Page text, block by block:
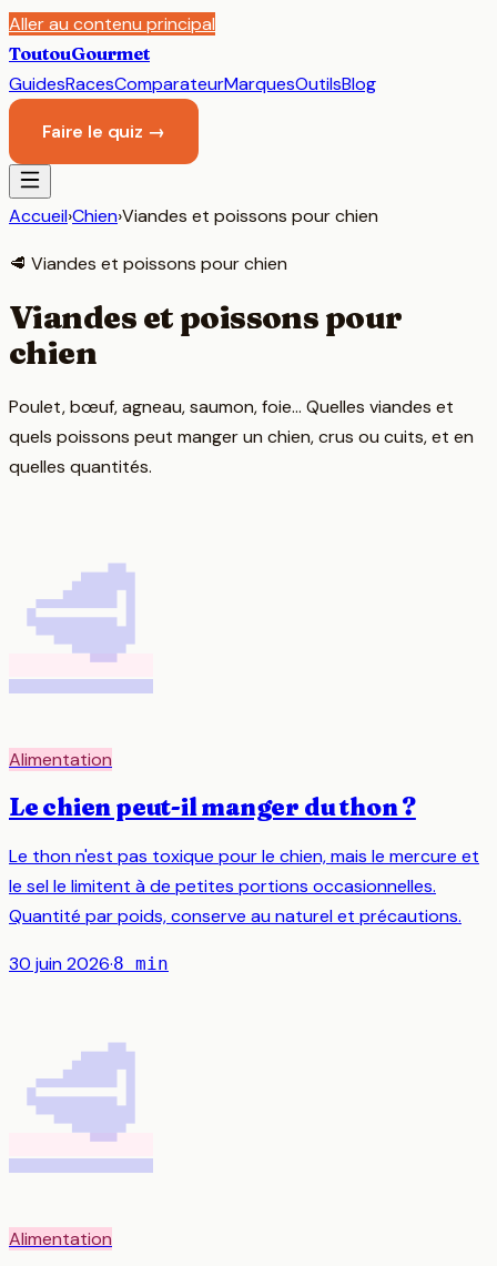
Aller au contenu principal
ToutouGourmet
GuidesRacesComparateurMarquesOutilsBlog
Faire le quiz →
Accueil›Chien›Viandes et poissons pour chien
🥩 Viandes et poissons pour chien
Viandes et poissons pour
chien
Poulet, bœuf, agneau, saumon, foie… Quelles viandes et
quels poissons peut manger un chien, crus ou cuits, et en
quelles quantités.
🥩
Alimentation
Le chien peut-il manger du thon ?
Le thon n'est pas toxique pour le chien, mais le mercure et
le sel le limitent à de petites portions occasionnelles.
Quantité par poids, conserve au naturel et précautions.
30 juin 2026·8 min
🥩
Alimentation